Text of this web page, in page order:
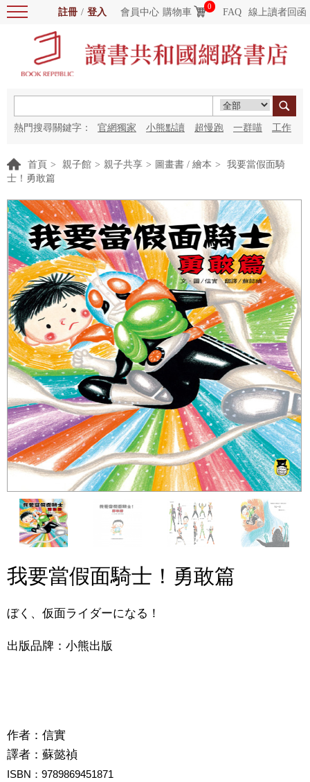
註冊 / 登入 會員中心 購物車
0
FAQ 線上讀者回函
熱門搜尋關鍵字： 官網獨家 小熊點讀 超慢跑 一群喵 工作
首頁 > 親子館 > 親子共享 > 圖畫書 / 繪本 >
我要當假面騎
士！勇敢篇
我要當假面騎士！勇敢篇
ぼく、仮面ライダーになる！
出版品牌：小熊出版
作者： 信實
譯者： 蘇懿禎
ISBN：9789869451871